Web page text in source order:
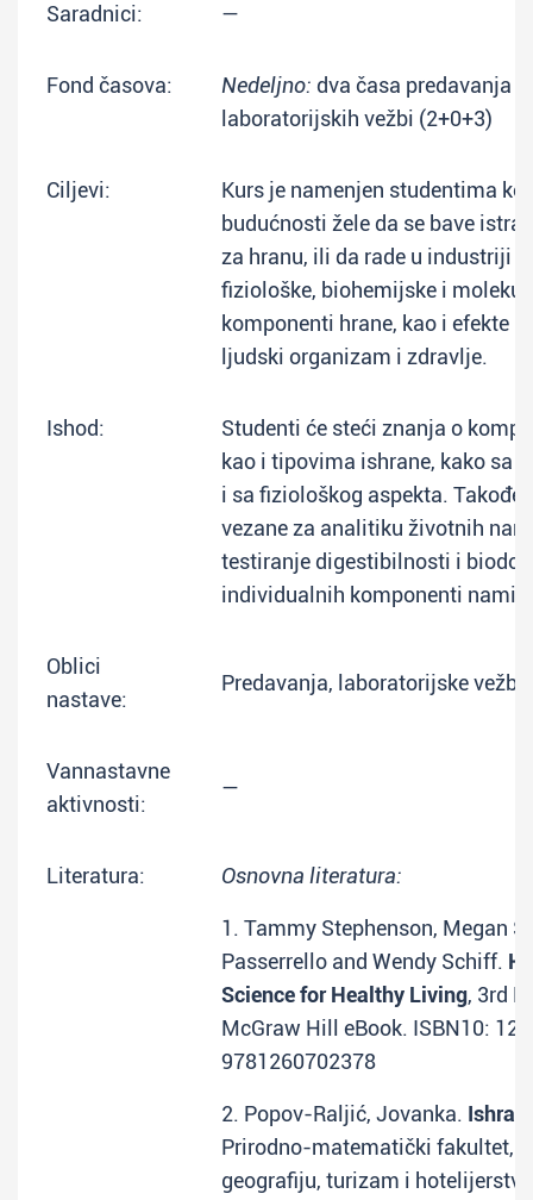
Saradnici: —
Fond časova: Nedeljno: dva časa predavanja
laboratorijskih vežbi (2+0+3)
Ciljevi:
Kurs je namenjen studentima
budućnosti žele da se bave
za hranu, ili da rade u industriji
fiziološke, biohemijske i
komponenti hrane, kao i efekte
ljudski organizam i zdravlje.
Ishod:
Studenti će steći znanja o
kao i tipovima ishrane, kako sa
i sa fiziološkog aspekta.
vezane za analitiku životnih
testiranje digestibilnosti i
individualnih komponenti
Oblici
nastave:
Predavanja, laboratorijske
Vannastavne
aktivnosti:
—
Literatura: Osnovna literatura:
1. Tammy Stephenson, Megan
Passerrello and Wendy Schiff.
Science for Healthy Living, 3rd
McGraw Hill eBook. ISBN10:
9781260702378
2. Popov-Raljić, Jovanka.
Prirodno-matematički fakultet,
geografiju, turizam i